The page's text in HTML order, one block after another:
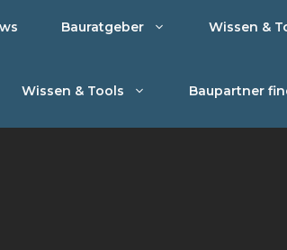
Bauratgeber Wissen &
Wissen & Tools Baupartner